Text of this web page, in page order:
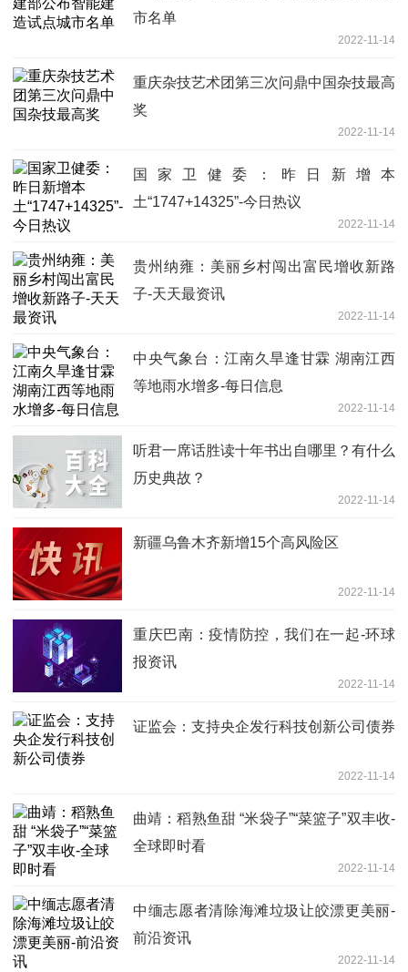
市名单
2022-11-14
重庆杂技艺术团第三次问鼎中国杂技最高
奖
2022-11-14
国家卫健委：昨日新增本
土“1747+14325”-今日热议
2022-11-14
贵州纳雍：美丽乡村闯出富民增收新路
子-天天最资讯
2022-11-14
中央气象台：江南久旱逢甘霖 湖南江西
等地雨水增多-每日信息
2022-11-14
听君一席话胜读十年书出自哪里？有什么
历史典故？
2022-11-14
新疆乌鲁木齐新增15个高风险区
2022-11-14
重庆巴南：疫情防控，我们在一起-环球
报资讯
2022-11-14
证监会：支持央企发行科技创新公司债券
2022-11-14
曲靖：稻熟鱼甜 “米袋子”“菜篮子”双丰收-
全球即时看
2022-11-14
中缅志愿者清除海滩垃圾让皎漂更美丽-
前沿资讯
2022-11-14